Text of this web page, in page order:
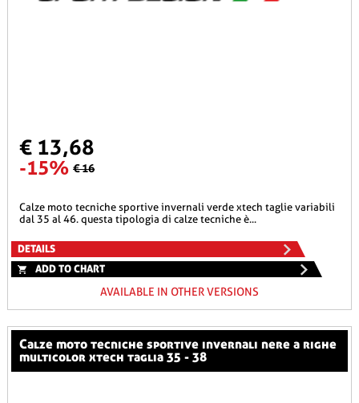
€ 13,68
-15% € 16
calze moto tecniche sportive invernali verde xtech taglie variabili
dal 35 al 46. questa tipologia di calze tecniche è...
DETAILS
ADD TO CHART
AVAILABLE IN OTHER VERSIONS
calze moto tecniche sportive invernali nere a righe
multicolor xtech taglia 35 - 38